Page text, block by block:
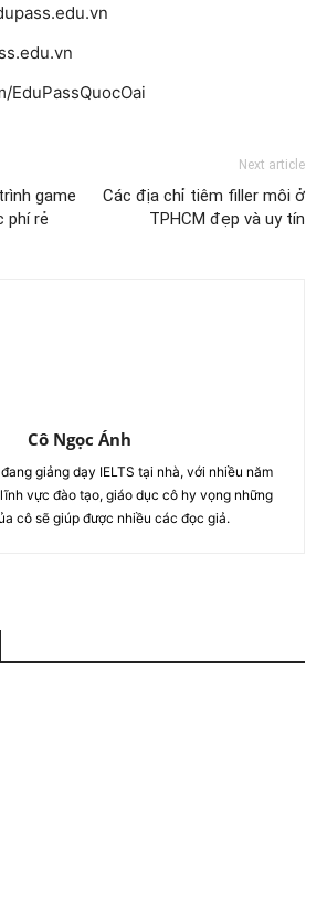
EduPassQuocOai
game
phí rẻ
Next article
Các địa chỉ tiêm filler môi ở
TPHCM đẹp và uy tín
Cô Ngọc Ánh
giảng dạy IELTS tại nhà, với nhiều năm
vực đào tạo, giáo dục cô hy vọng những
cô sẽ giúp được nhiều các đọc giả.